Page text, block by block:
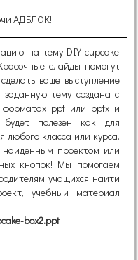
АДБЛОК!!!
на тему DIY cupcake
слайды помогут
ваше выступление
тему создана с
форматах ppt или pptx и
полезен как для
любого класса или курса.
найденным проектом или
кнопок! Мы помогаем
учащихся найти
учебный материал
box2.ppt